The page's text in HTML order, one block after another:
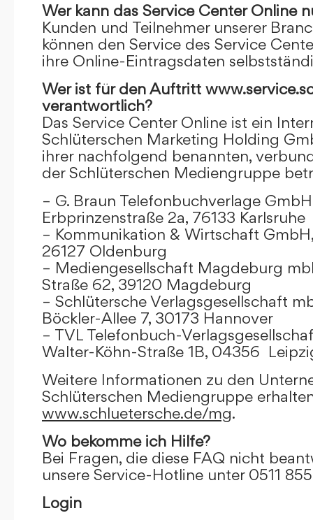
Wer kann das Service Center Online
Kunden und Teilnehmer unserer
können den Service des Service
ihre Online-Eintragsdaten
Wer ist für den Auftritt
verantwortlich?
Das Service Center Online ist ein
Schlüterschen Marketing Holding
ihrer nachfolgend benannten,
der Schlüterschen Mediengruppe
– G. Braun Telefonbuchverlage GmbH
Erbprinzenstraße 2a, 76133 Karlsruhe
– Kommunikation & Wirtschaft
26127 Oldenburg
– Mediengesellschaft Magdeburg
Straße 62, 39120 Magdeburg
– Schlütersche Verlagsgesellschaft
Böckler-Allee 7, 30173 Hannover
– TVL Telefonbuch-
Walter-Köhn-Straße 1B, 04356
Weitere Informationen zu den
Schlüterschen Mediengruppe
www.schluetersche.de/mg.
Wo bekomme ich Hilfe?
Bei Fragen, die diese FAQ nicht
unsere Service-Hotline unter 0511
Login